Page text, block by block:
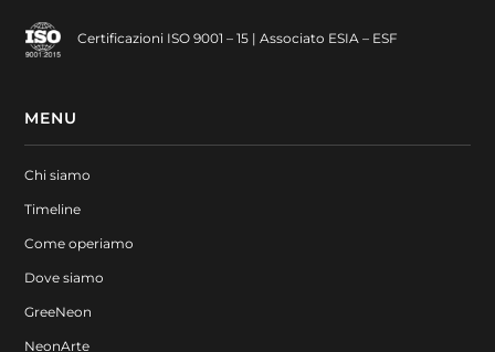
Certificazioni ISO 9001 – 15 | Associato ESIA – ESF
MENU
Chi siamo
Timeline
Come operiamo
Dove siamo
GreeNeon
NeonArte